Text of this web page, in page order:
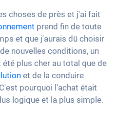
choses de près et j'ai fait
prend fin de toute
et que j'aurais dû choisir
nouvelles conditions, un
été plus cher au total que de
et de la conduire
pourquoi l'achat était
logique et la plus simple.